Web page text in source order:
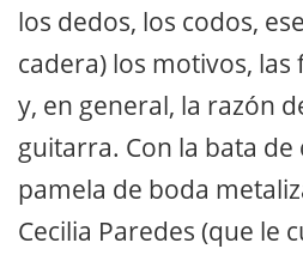
los dedos, los codos,
cadera) los motivos, las
y, en general, la razón
guitarra. Con la bata de
pamela de boda
Cecilia Paredes (que le